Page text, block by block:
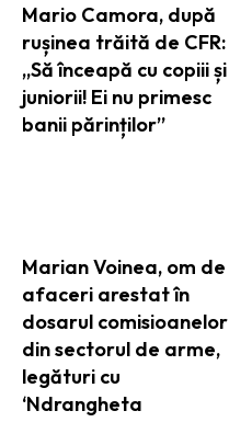
Mario Camora, după
rușinea trăită de CFR:
„Să înceapă cu copiii și
juniorii! Ei nu primesc
banii părinților”
Marian Voinea, om de
afaceri arestat în
dosarul comisioanelor
din sectorul de arme,
legături cu
‘Ndrangheta